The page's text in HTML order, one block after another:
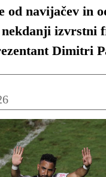
od navijačev in
izvrstni
Dimitri